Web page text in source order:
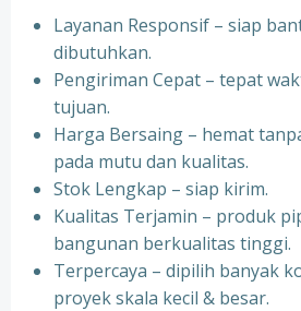
Layanan Responsif – siap
dibutuhkan.
Pengiriman Cepat – tepat
tujuan.
Harga Bersaing – hemat
pada mutu dan kualitas.
Stok Lengkap – siap kirim.
Kualitas Terjamin – produk
bangunan berkualitas tinggi.
Terpercaya – dipilih banyak
proyek skala kecil & besar.